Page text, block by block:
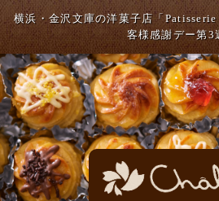
横浜・金沢文庫の洋菓子店「
客様感謝デー第3